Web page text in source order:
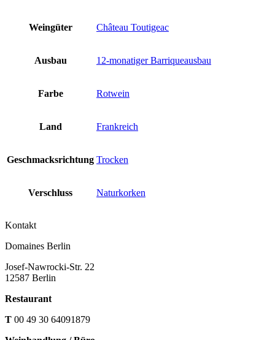
Weingüter Château Toutigeac
Ausbau 12-monatiger Barriqueausbau
Farbe Rotwein
Land Frankreich
Geschmacksrichtung Trocken
Verschluss Naturkorken
Kontakt
Domaines Berlin
Josef-Nawrocki-Str. 22
12587 Berlin
Restaurant
T 00 49 30 64091879